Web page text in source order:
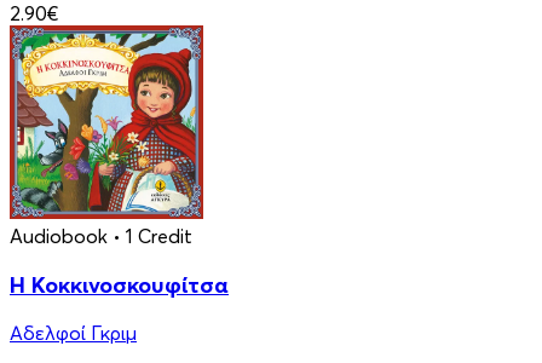
2.90€
Audiobook • 1 Credit
Η Κοκκινοσκουφίτσα
Αδελφοί Γκριμ